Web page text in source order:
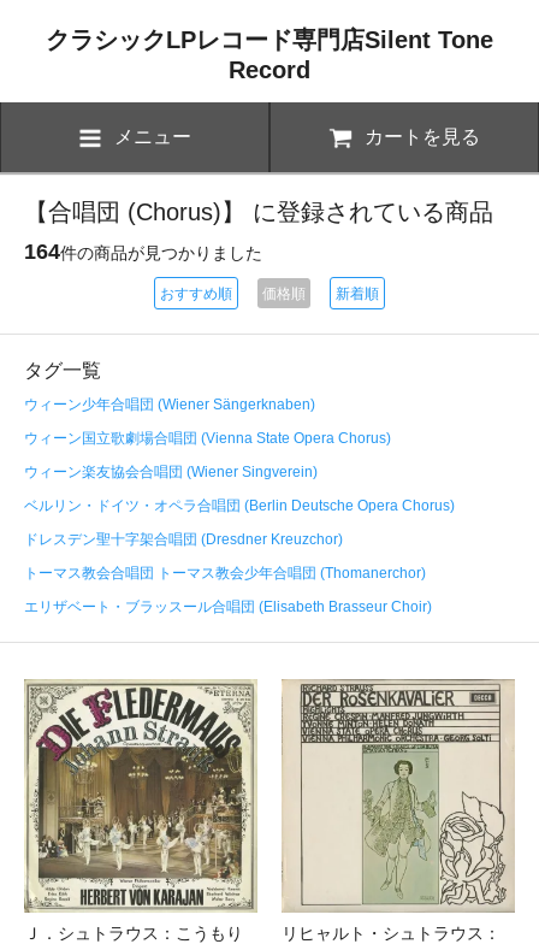
クラシックLPレコード専門店Silent Tone
Record
メニュー カートを見る
【合唱団 (Chorus)】 に登録されている商品
164件の商品が見つかりました
おすすめ順 価格順 新着順
タグ一覧
ウィーン少年合唱団 (Wiener Sängerknaben)
ウィーン国立歌劇場合唱団 (Vienna State Opera Chorus)
ウィーン楽友協会合唱団 (Wiener Singverein)
ベルリン・ドイツ・オペラ合唱団 (Berlin Deutsche Opera Chorus)
ドレスデン聖十字架合唱団 (Dresdner Kreuzchor)
トーマス教会合唱団 トーマス教会少年合唱団 (Thomanerchor)
エリザベート・ブラッスール合唱団 (Elisabeth Brasseur Choir)
Ｊ．シュトラウス：こうもり
リヒャルト・シュトラウス：